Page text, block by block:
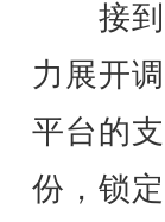
接到
力展开
平台的
份，锁